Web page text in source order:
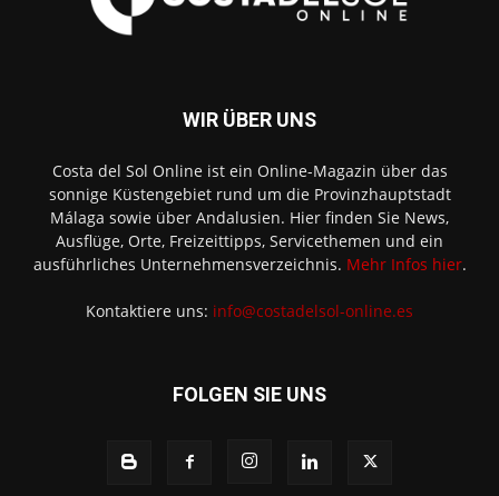
WIR ÜBER UNS
Costa del Sol Online ist ein Online-Magazin über das
sonnige Küstengebiet rund um die Provinzhauptstadt
Málaga sowie über Andalusien. Hier finden Sie News,
Ausflüge, Orte, Freizeittipps, Servicethemen und ein
ausführliches Unternehmensverzeichnis. Mehr Infos hier.
Kontaktiere uns: info@costadelsol-online.es
FOLGEN SIE UNS